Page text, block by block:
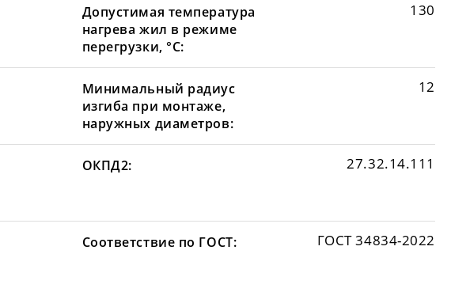
Допустимая температура
нагрева жил в режиме
перегрузки, °С:
130
Минимальный радиус
изгиба при монтаже,
наружных диаметров:
12
ОКПД2: 27.32.14.111
Соответствие по ГОСТ: ГОСТ 34834-2022